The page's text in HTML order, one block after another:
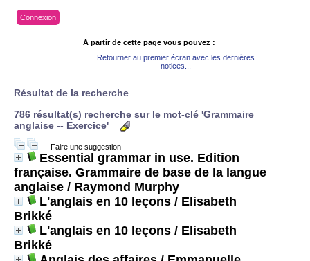
Connexion
A partir de cette page vous pouvez :
Retourner au premier écran avec les dernières
notices...
Résultat de la recherche
786 résultat(s) recherche sur le mot-clé 'Grammaire
anglaise -- Exercice'
Faire une suggestion
Essential grammar in use. Edition
française. Grammaire de base de la langue
anglaise / Raymond Murphy
L'anglais en 10 leçons / Elisabeth
Brikké
L'anglais en 10 leçons / Elisabeth
Brikké